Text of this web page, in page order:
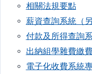
相關法規要點
薪資查詢系統（
付款及所得查詢
出納組學雜費繳
電子化收費系統